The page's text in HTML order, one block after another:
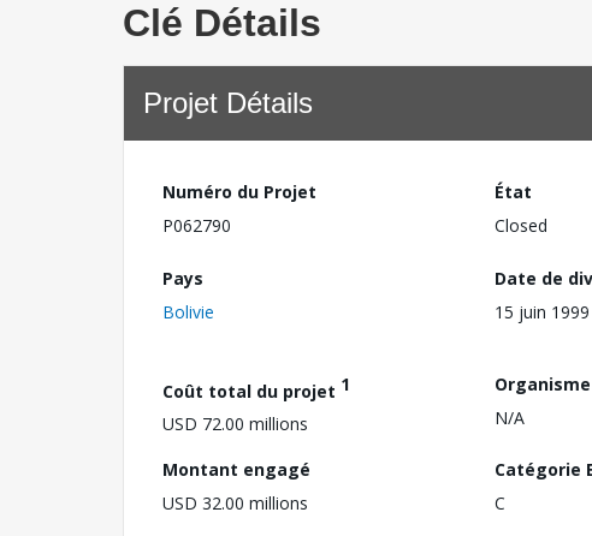
Clé Détails
Projet Détails
Numéro du Projet
P062790
État
Closed
Pays
Bolivie
Date de
15 juin 1999
Coût total du projet 1
USD 72.00 millions
N/A
Montant engagé
USD 32.00 millions
Catégorie
C